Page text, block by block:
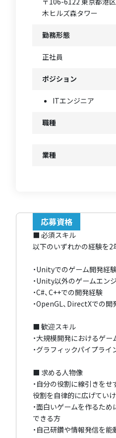
木ヒルズ森タワー
勤務形態
正社員
ポジション
ITエンジニア
職種
業種
応募資格
■ 必須スキル
以下のいずれかの経験を2
・Unityでのゲーム開発経
・Unity以外のゲームエン
・C#、C++での開発経験
・OpenGL、DirectXでの開
■ 歓迎スキル
・大規模開発におけるゲ
・グラフィックパイプラ
■ 求める人物像
・自分の役割に線引きを
役割を自律的に広げてい
・面白いゲームを作るた
できる方
・自己研鑽や情報発信を